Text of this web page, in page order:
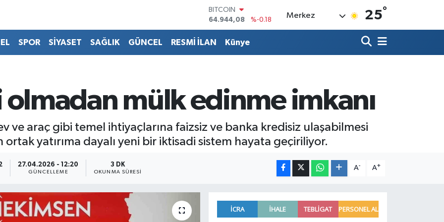
DOLAR
47,7436
%0.18
EURO
55,2510
%0.32
BİST100
13.779
%-14
BITCOIN
Merkez 25°
SPOR SİYASET SAĞLIK GÜNCEL RESMİ İLAN Künye
olmadan mülk edinme imkanı
ve araç gibi temel ihtiyaçlarına faizsiz ve banka kredisiz ulaşabilmesi
ortak yatırıma dayalı yeni bir iktisadi sistem hayata geçiriliyor.
27.04.2026 - 12:20
GÜNCELLEME
3 DK
OKUNMA SÜRESI
A- A+